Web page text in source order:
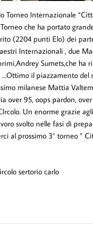
Torneo Internazionale
che ha portato
(2204 punti Elo) dei
Internazionali , due
Sumets,che ha
il piazzamento
milanese Mattia
over 95, oops pardon,
Un enorme grazie
svolto nelle fasi di
al prossimo 3° torneo ”
sertorio carlo